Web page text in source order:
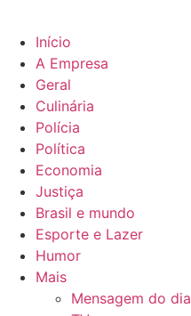
Início
A Empresa
Geral
Culinária
Polícia
Política
Economia
Justiça
Brasil e mundo
Esporte e Lazer
Humor
Mais
Mensagem do dia